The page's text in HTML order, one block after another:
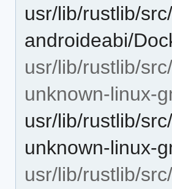
usr/lib/rustlib/
androideabi/
usr/lib/rustlib/
unknown-linux-
usr/lib/rustlib/
unknown-linux-
usr/lib/rustlib/